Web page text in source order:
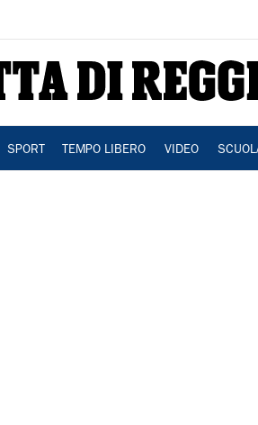
SPORT TEMPO LIBERO VIDEO